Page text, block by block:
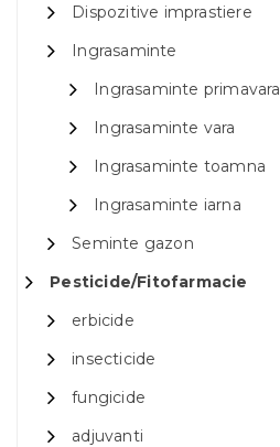
Dispozitive imprastiere
Ingrasaminte
Ingrasaminte primavara
Ingrasaminte vara
Ingrasaminte toamna
Ingrasaminte iarna
Seminte gazon
Pesticide/Fitofarmacie
erbicide
insecticide
fungicide
adjuvanti